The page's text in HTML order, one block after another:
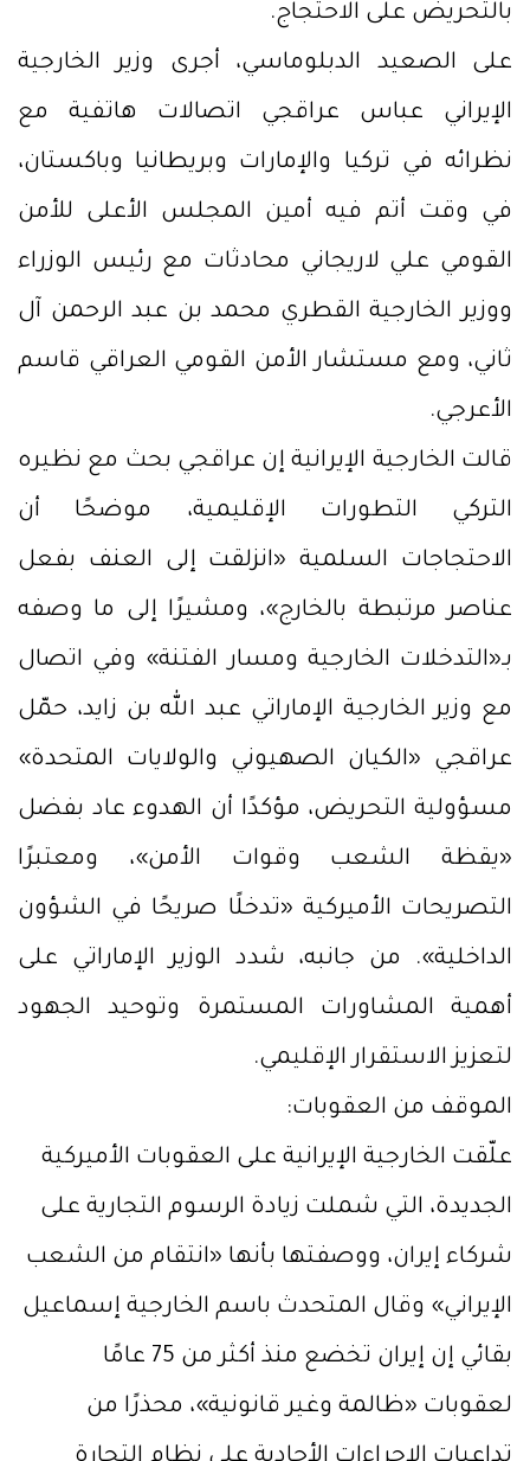
بالتحريض على الاحتجاج.
على الصعيد الدبلوماسي، أجرى وزير الخارجية
الإيراني عباس عراقجي اتصالات هاتفية مع
نظرائه في تركيا والإمارات وبريطانيا وباكستان،
في وقت أتم فيه أمين المجلس الأعلى للأمن
القومي علي لاريجاني محادثات مع رئيس الوزراء
ووزير الخارجية القطري محمد بن عبد الرحمن آل
ثاني، ومع مستشار الأمن القومي العراقي قاسم
الأعرجي.
قالت الخارجية الإيرانية إن عراقجي بحث مع نظيره
التركي التطورات الإقليمية، موضحًا أن
الاحتجاجات السلمية «انزلقت إلى العنف بفعل
عناصر مرتبطة بالخارج»، ومشيرًا إلى ما وصفه
بـ«التدخلات الخارجية ومسار الفتنة» وفي اتصال
مع وزير الخارجية الإماراتي عبد الله بن زايد، حمّل
عراقجي «الكيان الصهيوني والولايات المتحدة»
مسؤولية التحريض، مؤكدًا أن الهدوء عاد بفضل
«يقظة الشعب وقوات الأمن»، ومعتبرًا
التصريحات الأميركية «تدخلًا صريحًا في الشؤون
الداخلية». من جانبه، شدد الوزير الإماراتي على
أهمية المشاورات المستمرة وتوحيد الجهود
لتعزيز الاستقرار الإقليمي.
الموقف من العقوبات:
علّقت الخارجية الإيرانية على العقوبات الأميركية
الجديدة، التي شملت زيادة الرسوم التجارية على
شركاء إيران، ووصفتها بأنها «انتقام من الشعب
الإيراني» وقال المتحدث باسم الخارجية إسماعيل
بقائي إن إيران تخضع منذ أكثر من 75 عامًا
لعقوبات «ظالمة وغير قانونية»، محذرًا من